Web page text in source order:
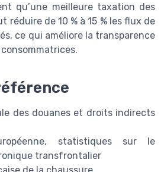
qu’une meilleure taxation des
réduire de 10 % à 15 % les flux de
ce qui améliore la transparence
des douanes et droits indirects
statistiques sur le
transfrontalier
de la chaussure